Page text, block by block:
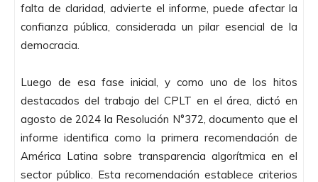
falta de claridad, advierte el informe, puede afectar la
confianza pública, considerada un pilar esencial de la
democracia.
Luego de esa fase inicial, y como uno de los hitos
destacados del trabajo del CPLT en el área, dictó en
agosto de 2024 la Resolución N°372, documento que el
informe identifica como la primera recomendación de
América Latina sobre transparencia algorítmica en el
sector público. Esta recomendación establece criterios